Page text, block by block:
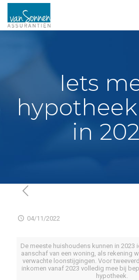
Iets
in
04/11/2022
De meeste huishoudens kunnen in 2023
aanschaf van een woning, als rekening
verwachte loonstijgingen. Voor
inkomen vanaf 2023 volledig mee bij
hypotheek.